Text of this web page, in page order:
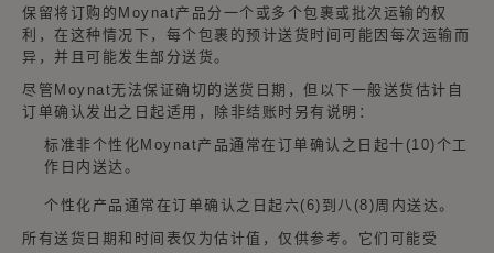
保留将订购的Moynat产品分一个或多个包裹或批次运输的权
利，在这种情况下，每个包裹的预计送货时间可能因每次运输而
异，并且可能发生部分送货。
尽管Moynat无法保证确切的送货日期，但以下一般送货估计自
订单确认发出之日起适用，除非结账时另有说明：
标准非个性化Moynat产品通常在订单确认之日起十(10)个工
作日内送达。
个性化产品通常在订单确认之日起六(6)到八(8)周内送达。
所有送货日期和时间表仅为估计值，仅供参考。它们可能受